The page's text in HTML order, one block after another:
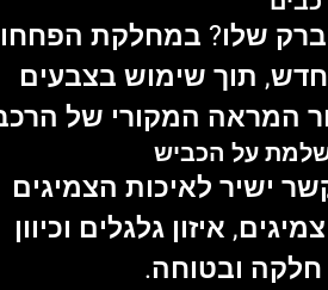
שלו? במחלקת
תוך שימוש בצבעים
המראה המקורי של
ישיר לאיכות הצמיגים
איזון גלגלים וכיוון
ובטוחה.